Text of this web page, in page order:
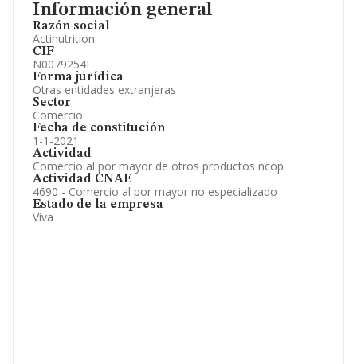
Información general
Razón social
Actinutrition
CIF
N0079254I
Forma jurídica
Otras entidades extranjeras
Sector
Comercio
Fecha de constitución
1-1-2021
Actividad
Comercio al por mayor de otros productos ncop
Actividad CNAE
4690 - Comercio al por mayor no especializado
Estado de la empresa
Viva